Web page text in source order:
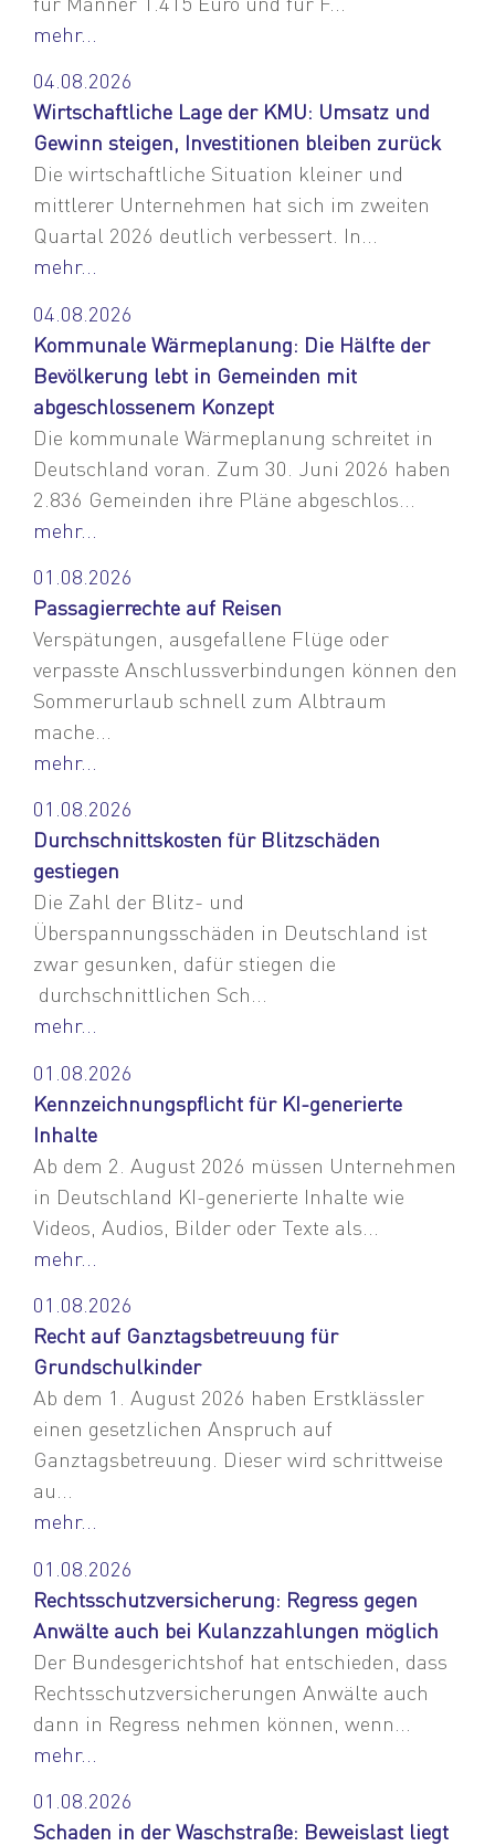
mehr...
04.08.2026
Wirtschaftliche Lage der KMU: Umsatz und
Gewinn steigen, Investitionen bleiben zurück
Die wirtschaftliche Situation kleiner und
mittlerer Unternehmen hat sich im zweiten
Quartal 2026 deutlich verbessert. In...
mehr...
04.08.2026
Kommunale Wärmeplanung: Die Hälfte der
Bevölkerung lebt in Gemeinden mit
abgeschlossenem Konzept
Die kommunale Wärmeplanung schreitet in
Deutschland voran. Zum 30. Juni 2026 haben
2.836 Gemeinden ihre Pläne abgeschlos...
mehr...
01.08.2026
Passagierrechte auf Reisen
Verspätungen, ausgefallene Flüge oder
verpasste Anschlussverbindungen können den
Sommerurlaub schnell zum Albtraum
mache...
mehr...
01.08.2026
Durchschnittskosten für Blitzschäden
gestiegen
Die Zahl der Blitz- und
Überspannungsschäden in Deutschland ist
zwar gesunken, dafür stiegen die
durchschnittlichen Sch...
mehr...
01.08.2026
Kennzeichnungspflicht für KI-generierte
Inhalte
Ab dem 2. August 2026 müssen Unternehmen
in Deutschland KI-generierte Inhalte wie
Videos, Audios, Bilder oder Texte als...
mehr...
01.08.2026
Recht auf Ganztagsbetreuung für
Grundschulkinder
Ab dem 1. August 2026 haben Erstklässler
einen gesetzlichen Anspruch auf
Ganztagsbetreuung. Dieser wird schrittweise
au...
mehr...
01.08.2026
Rechtsschutzversicherung: Regress gegen
Anwälte auch bei Kulanzzahlungen möglich
Der Bundesgerichtshof hat entschieden, dass
Rechtsschutzversicherungen Anwälte auch
dann in Regress nehmen können, wenn...
mehr...
01.08.2026
Schaden in der Waschstraße: Beweislast liegt